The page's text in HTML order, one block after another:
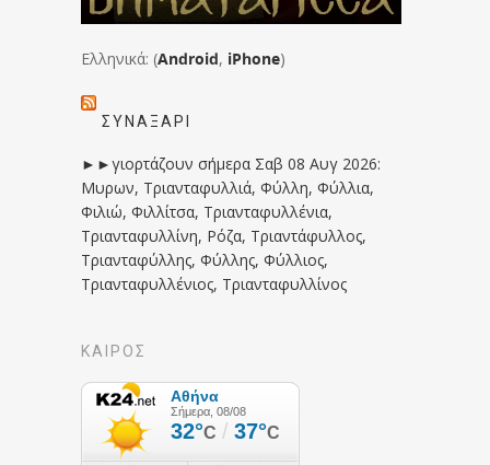
Ελληνικά: (Android, iPhone)
ΣΥΝΑΞΆΡΙ
►►γιορτάζουν σήμερα Σαβ 08 Αυγ 2026:
Μυρων, Τριανταφυλλιά, Φύλλη, Φύλλια,
Φιλιώ, Φιλλίτσα, Τριανταφυλλένια,
Τριανταφυλλίνη, Ρόζα, Τριαντάφυλλος,
Τριανταφύλλης, Φύλλης, Φύλλιος,
Τριανταφυλλένιος, Τριανταφυλλίνος
ΚΑΙΡΟΣ